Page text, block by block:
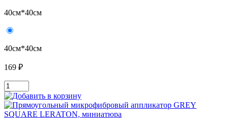
40см*40см
40см*40см
169 ₽